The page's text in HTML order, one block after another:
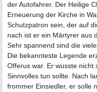
der Autofahrer. Der Heilige
Erneuerung der Kirche in
Schutzpatron sein, der auf
nach ist er ein Märtyrer aus
Sehr spannend sind die
Die bekannteste Legende
Offerus war. Er wusste
Sinnvolles tun sollte. Nach
frommer Einsiedler, er solle